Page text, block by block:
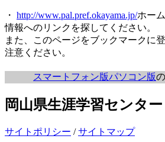
・ http://www.pal.pref.okayama.jp/ホー
情報へのリンクを探してください。
また、このページをブックマークに
注意ください。
スマートフォン版パソコン版
岡山県生涯学習センター
サイトポリシー /サイトマップ